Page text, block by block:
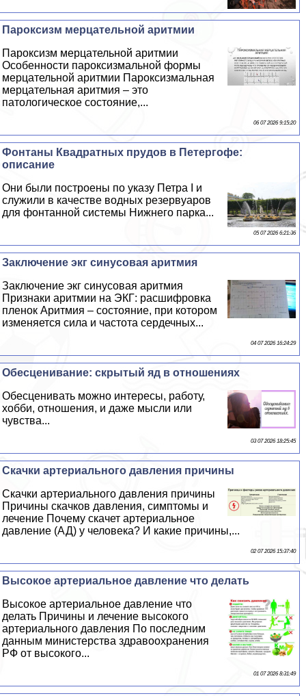
Пароксизм мерцательной аритмии
Пароксизм мерцательной аритмии
Особенности пароксизмальной формы
мерцательной аритмии Пароксизмальная
мерцательная аритмия – это
патологическое состояние,...
06 07 2026 9:15:20
Фонтаны Квадратных прудов в Петергофе:
описание
Они были построены по указу Петра I и
служили в качестве водных резервуаров
для фонтанной системы Нижнего парка...
05 07 2026 6:21:36
Заключение экг синусовая аритмия
Заключение экг синусовая аритмия
Признаки аритмии на ЭКГ: расшифровка
пленок Аритмия – состояние, при котором
изменяется сила и частота сердечных...
04 07 2026 16:24:29
Обесценивание: скрытый яд в отношениях
Обесценивать можно интересы, работу,
хобби, отношения, и даже мысли или
чувства...
03 07 2026 18:25:45
Скачки артериального давления причины
Скачки артериального давления причины
Причины скачков давления, симптомы и
лечение Почему скачет артериальное
давление (АД) у человека? И какие причины,...
02 07 2026 15:37:40
Высокое артериальное давление что делать
Высокое артериальное давление что
делать Причины и лечение высокого
артериального давления По последним
данным министерства здравоохранения
РФ от высокого...
01 07 2026 8:31:49